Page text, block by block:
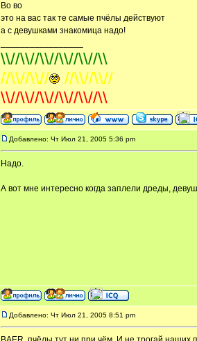
Во во
это на вас так те самые пчёлы действуют
а с девушками знакомица надо!
\\//\\//\\//\\//\\//\\
//\\//\\//
//\\//\\//
\\//\\//\\//\\//\\//\\
Добавлено: Чт Июл 21, 2005 5:36 pm
Надо.
А вот мне интересно когда заплели дреды,
Добавлено: Чт Июл 21, 2005 8:51 pm